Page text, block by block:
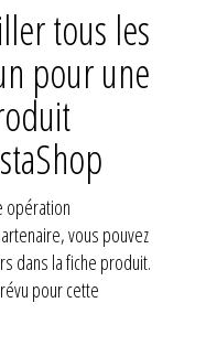
tous les
pour une
opération
vous pouvez
dans la fiche produit.
pour cette